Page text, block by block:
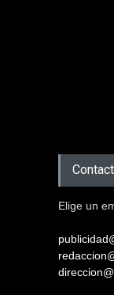
Elige un